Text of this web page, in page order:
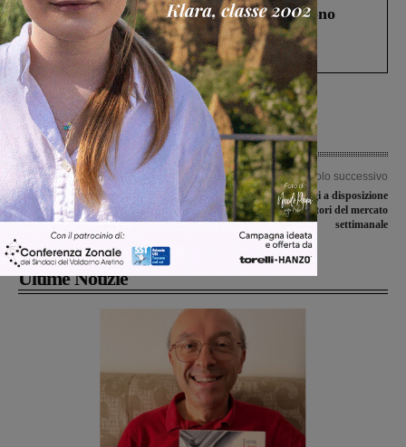
Un anno fa la strage in A1 in cui morirono
Gianni, Giulia e Franco. Lo schianto, il
processo, lo stop ai sorpassi fra tir....
Articolo precedente
Tamponi drive through a Reggello e
Figline: le due postazioni finalmente
pronte a entrare in servizio
Articolo successivo
Servizi igienici da oggi a disposizione
degli operatori del mercato
settimanale
Ultime Notizie